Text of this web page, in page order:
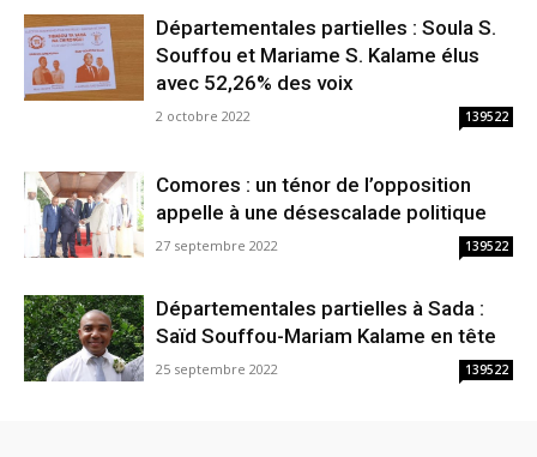
Départementales partielles : Soula S.
Souffou et Mariame S. Kalame élus
avec 52,26% des voix
2 octobre 2022 139522
Comores : un ténor de l’opposition
appelle à une désescalade politique
27 septembre 2022 139522
Départementales partielles à Sada :
Saïd Souffou-Mariam Kalame en tête
25 septembre 2022 139522